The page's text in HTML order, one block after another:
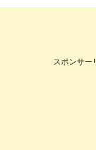
スポンサー